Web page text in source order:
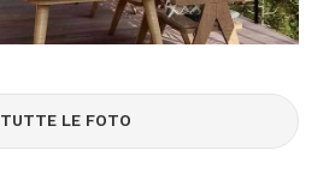
TUTTE LE FOTO